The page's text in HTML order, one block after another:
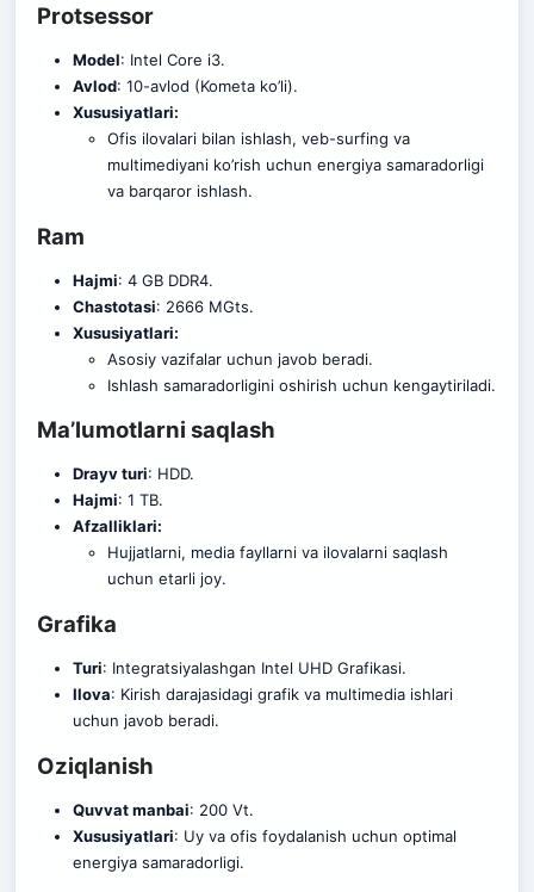
Protsessor
Model: Intel Core i3.
Avlod: 10-avlod (Kometa ko’li).
Xususiyatlari:
Ofis ilovalari bilan ishlash, veb-surfing va
multimediyani ko’rish uchun energiya samaradorligi
va barqaror ishlash.
Ram
Hajmi: 4 GB DDR4.
Chastotasi: 2666 MGts.
Xususiyatlari:
Asosiy vazifalar uchun javob beradi.
Ishlash samaradorligini oshirish uchun kengaytiriladi.
Ma’lumotlarni saqlash
Drayv turi: HDD.
Hajmi: 1 TB.
Afzalliklari:
Hujjatlarni, media fayllarni va ilovalarni saqlash
uchun etarli joy.
Grafika
Turi: Integratsiyalashgan Intel UHD Grafikasi.
Ilova: Kirish darajasidagi grafik va multimedia ishlari
uchun javob beradi.
Oziqlanish
Quvvat manbai: 200 Vt.
Xususiyatlari: Uy va ofis foydalanish uchun optimal
energiya samaradorligi.